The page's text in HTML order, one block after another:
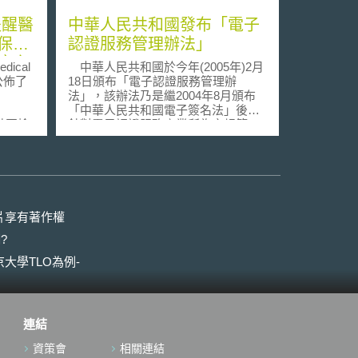
護
之
了
因檢
資訊
可
的親
可以
師
能有
協助
準
碎的
是
意告
中華人民共和國發布「電子
認證服務管理辦法」
中華人民共和國於今年(2005年)2月
18日頒布「電子認證服務管理辦
法」，該辦法乃是繼2004年8月頒布
「中華人民共和國電子簽名法」後，
針對電子認證服務產業所為之規範，
目的在於使主管機關(中華人民共和國
以及相關罰責均予以明定。並於該法
第41條設有過渡條款，明定憑證機構
子認證服務許可，於今年(2005年)10
享有著作權
大學TLO為例-
連結
資策會 相關連結